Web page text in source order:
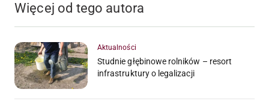
Więcej od tego autora
Aktualności
Studnie głębinowe rolników – resort
infrastruktury o legalizacji